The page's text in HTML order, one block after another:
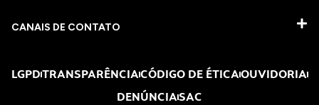
CANAIS DE CONTATO
LGPDTRANSPARÊNCIACÓDIGO DE ÉTICAOUVIDORIA
DENÚNCIASAC